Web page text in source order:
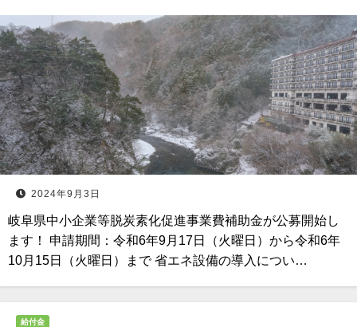
2024年9月3日
岐阜県中小企業等脱炭素化促進事業費補助金が公募開始し
ます！ 申請期間：令和6年9月17日（火曜日）から令和6年
10月15日（火曜日）まで 省エネ設備の導入につい…
給付金